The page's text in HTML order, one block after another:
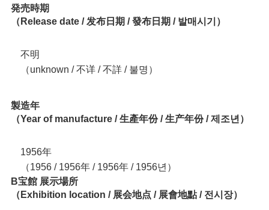
発売時期
（Release date / 发布日期 / 發布日期 / 발매시기）
不明
（unknown / 不详 / 不詳 / 불명）
製造年
（Year of manufacture / 生產年份 / 生产年份 / 제조년）
1956年
（1956 / 1956年 / 1956年 / 1956년）
B宝館 展示場所
（Exhibition location / 展会地点 / 展會地點 / 전시장）